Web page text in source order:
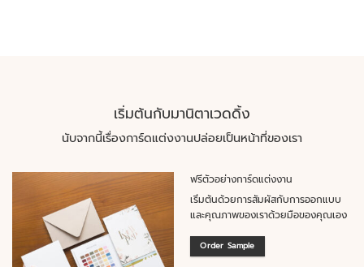
เริ่มต้นกับมานิตาเวดดิ้ง
นับจากนี้เรื่องการ์ดแต่งงานปล่อยเป็นหน้าที่ของเรา
ฟรีตัวอย่างการ์ดแต่งงาน
เริ่มต้นด้วยการสัมผัสกับการออกแบบ
และคุณภาพของเราด้วยมือของคุณเอง
Order Sample